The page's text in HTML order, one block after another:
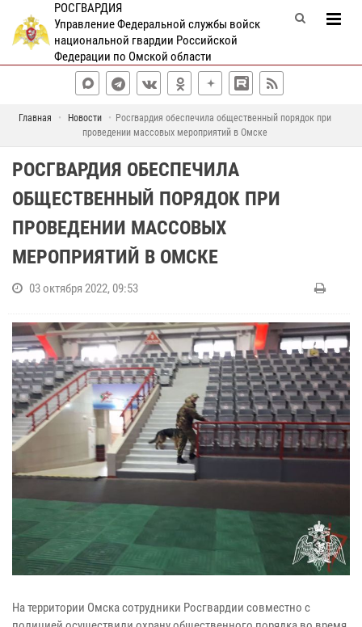
РОСГВАРДИЯ
Управление Федеральной службы войск
национальной гвардии Российской
Федерации по Омской области
Главная Новости
Росгвардия обеспечила общественный порядок при
проведении массовых мероприятий в Омске
РОСГВАРДИЯ ОБЕСПЕЧИЛА
ОБЩЕСТВЕННЫЙ ПОРЯДОК ПРИ
ПРОВЕДЕНИИ МАССОВЫХ
МЕРОПРИЯТИЙ В ОМСКЕ
03 октября 2022, 09:53
На территории Омска сотрудники Росгвардии совместно с